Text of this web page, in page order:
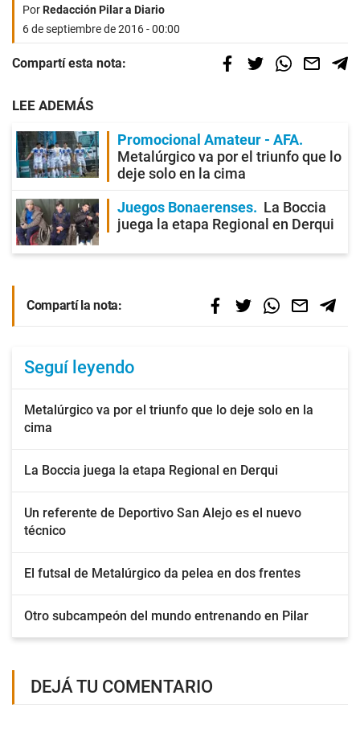
PorRedacción Pilar a Diario
6 de septiembre de 2016 - 00:00
Compartí esta nota:
LEE ADEMÁS
Promocional Amateur - AFA
Metalúrgico va por el triunfo que lo
deje solo en la cima
Juegos Bonaerenses
La Boccia
juega la etapa Regional en Derqui
Compartí la nota:
Seguí leyendo
Metalúrgico va por el triunfo que lo deje solo en la
cima
La Boccia juega la etapa Regional en Derqui
Un referente de Deportivo San Alejo es el nuevo
técnico
El futsal de Metalúrgico da pelea en dos frentes
Otro subcampeón del mundo entrenando en Pilar
DEJÁ TU COMENTARIO